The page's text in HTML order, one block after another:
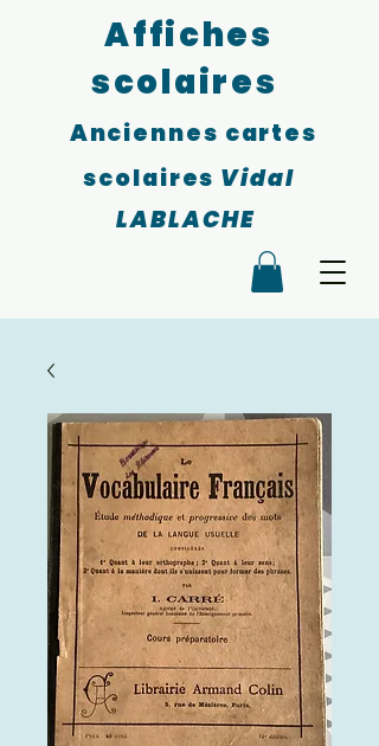
Affiches
scolaires
Anciennes cartes
scolaires Vidal
LABLACHE